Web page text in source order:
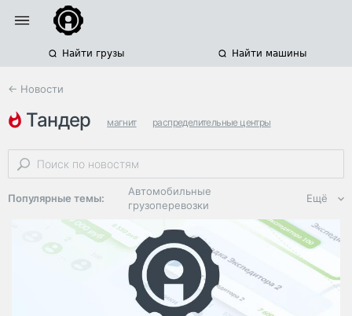
Найти грузы Найти машины
← Новости
тандер магнит распределительные центры
строительство складов
Популярные темы:
Автомобильные
грузоперевозки
Региональная
логистика
ЭДО, ИТ в
логистике
Дороги,
Ещё